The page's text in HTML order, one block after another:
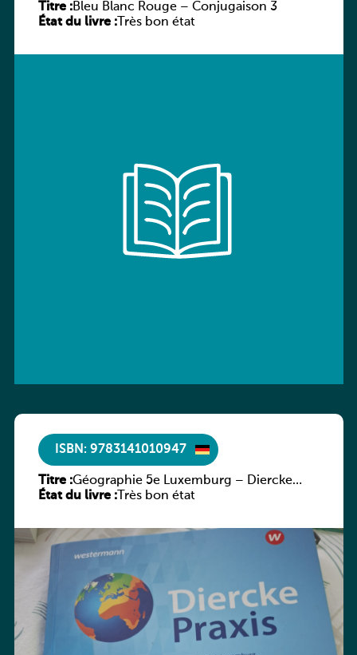
Titre :Bleu Blanc Rouge – Conjugaison 3
État du livre :Très bon état
ISBN: 9783141010947
Titre :Géographie 5e Luxemburg – Diercke
Praxis
État du livre :Très bon état